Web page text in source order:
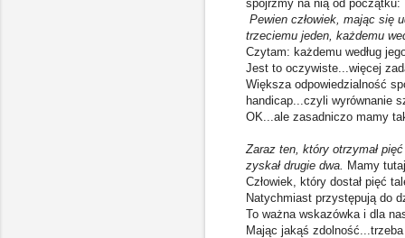
spójrzmy na nią od początku:
Pewien człowiek, mając się
trzeciemu jeden, każdemu
Czytam: każdemu według
Jest to oczywiste...więcej
Większa odpowiedzialność
handicap...czyli wyrównanie
OK...ale zasadniczo mamy
Zaraz ten, który otrzymał
zyskał drugie dwa. Mamy
Człowiek, który dostał pięć
Natychmiast przystępują do
To ważna wskazówka i dla
Mając jakąś